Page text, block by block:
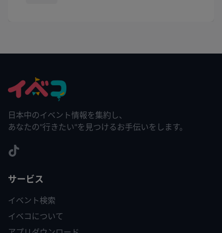
日本中のイベント情報を集約し、
あなたの"行きたい"を見つけるお手伝いをします。
サービス
イベント検索
イベコについて